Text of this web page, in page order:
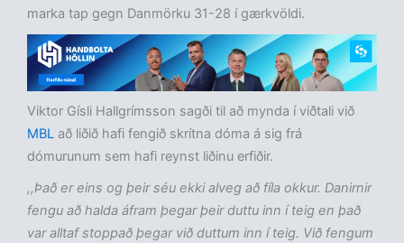
marka tap gegn Danmörku 31-28 í gærkvöldi.
Viktor Gísli Hallgrímsson sagði til að mynda í viðtali við
MBL að liðið hafi fengið skrítna dóma á sig frá
dómurunum sem hafi reynst liðinu erfiðir.
,,Það er eins og þeir séu ekki alveg að fíla okkur. Danirnir
fengu að halda áfram þegar þeir duttu inn í teig en það
var alltaf stoppað þegar við duttum inn í teig. Við fengum